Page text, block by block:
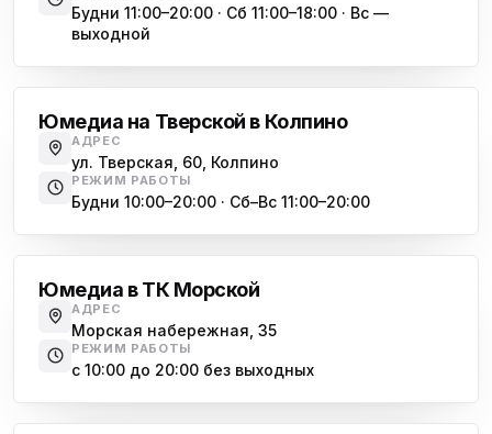
Будни 11:00–20:00 · Сб 11:00–18:00 · Вс —
выходной
Юмедиа на Тверской в Колпино
АДРЕС
ул. Тверская, 60, Колпино
РЕЖИМ РАБОТЫ
Будни 10:00–20:00 · Сб–Вс 11:00–20:00
Юмедиа в ТК Морской
АДРЕС
Морская набережная, 35
РЕЖИМ РАБОТЫ
с 10:00 до 20:00 без выходных